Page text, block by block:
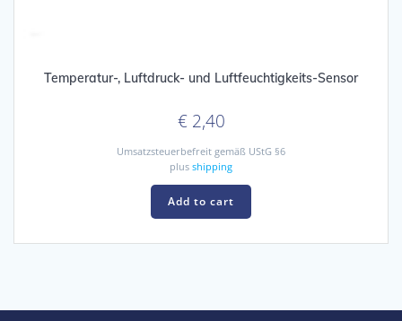
Temperatur-, Luftdruck- und Luftfeuchtigkeits-Sensor
€2,40
Umsatzsteuerbefreit gemäß UStG §6
plus shipping
Add to cart